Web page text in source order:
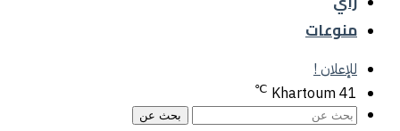
منوعات
للإعلان !
Khartoum41
℃
بحث عن